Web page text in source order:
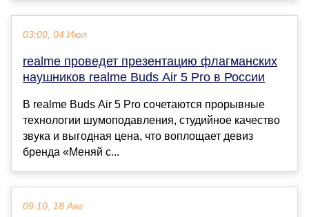
03:00, 04 Июл
realme проведет презентацию флагманских
наушников realme Buds Air 5 Pro в России
В realme Buds Air 5 Pro сочетаются прорывные
технологии шумоподавления, студийное качество
звука и выгодная цена, что воплощает девиз
бренда «Меняй с...
09:10, 18 Авг